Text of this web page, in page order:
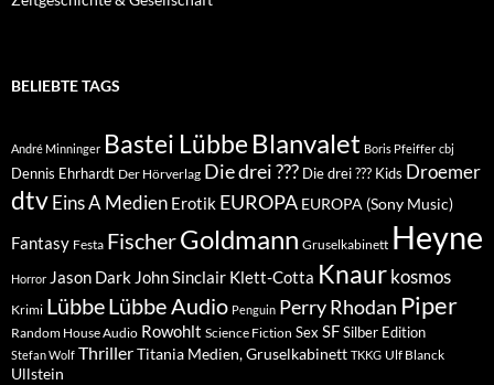
BELIEBTE TAGS
André Minninger Bastei Lübbe Blanvalet Boris Pfeiffer cbj
Dennis Ehrhardt Der Hörverlag Die drei ??? Die drei ??? Kids Droemer
dtvEins A Medien Erotik EUROPA EUROPA (Sony Music)
Fantasy Festa FischerGoldmann Gruselkabinett Heyne
Horror Jason Dark John Sinclair Klett-Cotta Knaur kosmos
Krimi LübbeLübbe Audio Penguin Perry Rhodan Piper
Random House Audio Rowohlt Science Fiction Sex SFSilber Edition
Stefan Wolf ThrillerTitania Medien, Gruselkabinett TKKG Ulf Blanck
Ullstein